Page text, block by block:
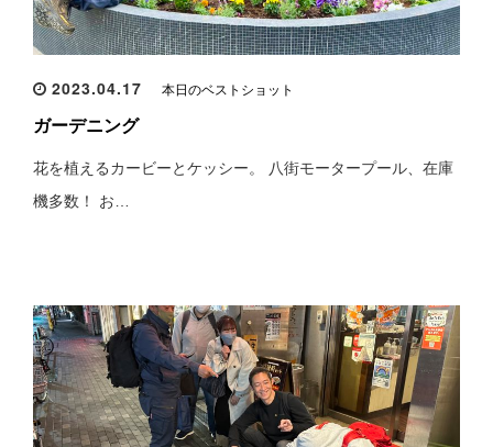
2023.04.17 本日のベストショット
ガーデニング
花を植えるカービーとケッシー。 八街モータープール、在庫
機多数！ お…